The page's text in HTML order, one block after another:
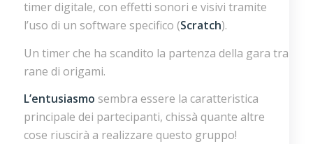
timer digitale, con effetti sonori e visivi tramite
l’uso di un software specifico (Scratch).
Un timer che ha scandito la partenza della gara tra
rane di origami.
L’entusiasmo sembra essere la caratteristica
principale dei partecipanti, chissà quante altre
cose riuscirà a realizzare questo gruppo!